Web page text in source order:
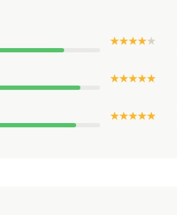
★ ★ ★ ★★
★ ★ ★ ★ ★
★ ★ ★ ★ ★